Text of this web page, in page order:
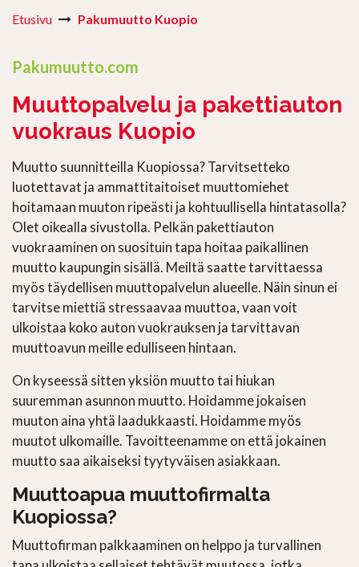
Etusivu Pakumuutto Kuopio
Pakumuutto.com
Muuttopalvelu ja pakettiauton
vuokraus Kuopio
Muutto suunnitteilla Kuopiossa? Tarvitsetteko
luotettavat ja ammattitaitoiset muuttomiehet
hoitamaan muuton ripeästi ja kohtuullisella hintatasolla?
Olet oikealla sivustolla. Pelkän pakettiauton
vuokraaminen on suosituin tapa hoitaa paikallinen
muutto kaupungin sisällä. Meiltä saatte tarvittaessa
myös täydellisen muuttopalvelun alueelle. Näin sinun ei
tarvitse miettiä stressaavaa muuttoa, vaan voit
ulkoistaa koko auton vuokrauksen ja tarvittavan
muuttoavun meille edulliseen hintaan.
On kyseessä sitten yksiön muutto tai hiukan
suuremman asunnon muutto. Hoidamme jokaisen
muuton aina yhtä laadukkaasti. Hoidamme myös
muutot ulkomaille. Tavoitteenamme on että jokainen
muutto saa aikaiseksi tyytyväisen asiakkaan.
Muuttoapua muuttofirmalta
Kuopiossa?
Muuttofirman palkkaaminen on helppo ja turvallinen